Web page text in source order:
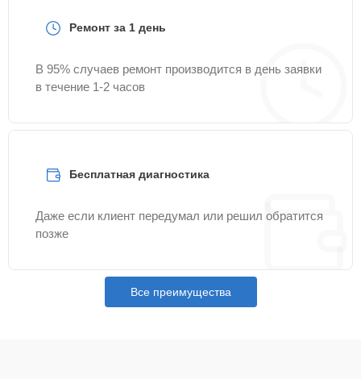
Ремонт за 1 день
В 95% случаев ремонт производится в день заявки
в течение 1-2 часов
Бесплатная диагностика
Даже если клиент передумал или решил обратится
позже
Все преимущества